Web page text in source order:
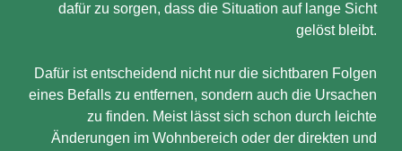
dafür zu sorgen, dass die Situation auf lange Sicht
gelöst bleibt.
Dafür ist entscheidend nicht nur die sichtbaren Folgen
eines Befalls zu entfernen, sondern auch die Ursachen
zu finden. Meist lässt sich schon durch leichte
Änderungen im Wohnbereich oder der direkten und